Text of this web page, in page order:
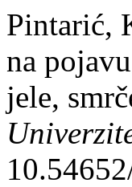
Pintarić,
na
jele,